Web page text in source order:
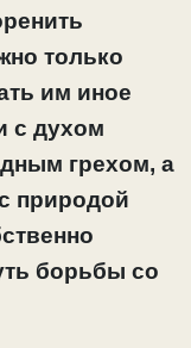
только
им иное
с духом
грехом, а
природой
борьбы со